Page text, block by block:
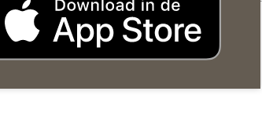
werving en selectie. [Lees meer …]